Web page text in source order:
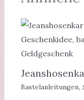
Bastelanleitungen,